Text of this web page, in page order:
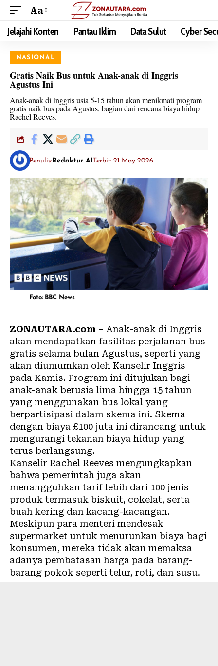
Aa
Jelajahi Konten Pantau Iklim Data Sulut Cyber
NASIONAL
Gratis Naik Bus untuk Anak-anak di Inggris
Agustus Ini
Anak-anak di Inggris usia 5-15 tahun akan menikmati program
gratis naik bus pada Agustus, bagian dari rencana biaya hidup
Rachel Reeves.
Penulis: Redaktur AITerbit: 21 May 2026
Foto: BBC News
ZONAUTARA.com – Anak-anak di Inggris
akan mendapatkan fasilitas perjalanan bus
gratis selama bulan Agustus, seperti yang
akan diumumkan oleh Kanselir Inggris
pada Kamis. Program ini ditujukan bagi
anak-anak berusia lima hingga 15 tahun
yang menggunakan bus lokal yang
berpartisipasi dalam skema ini. Skema
dengan biaya £100 juta ini dirancang untuk
mengurangi tekanan biaya hidup yang
terus berlangsung.
Kanselir Rachel Reeves mengungkapkan
bahwa pemerintah juga akan
menangguhkan tarif lebih dari 100 jenis
produk termasuk biskuit, cokelat, serta
buah kering dan kacang-kacangan.
Meskipun para menteri mendesak
supermarket untuk menurunkan biaya bagi
konsumen, mereka tidak akan memaksa
adanya pembatasan harga pada barang-
barang pokok seperti telur, roti, dan susu.